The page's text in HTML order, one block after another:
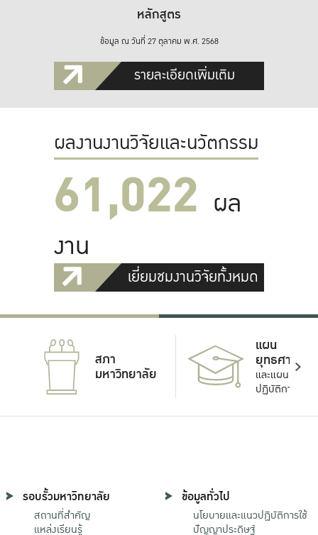
หลักสูตร
ข้อมูล ณ วันที่ 27 ตุลาคม พ.ศ. 2568
รายละเอียดเพิ่มเติม
ผลงานงานวิจัยและนวัตกรรม
61,022 ผล
งาน
เยี่ยมชมงานวิจัยทั้งหมด
สภา
มหาวิทยาลัย
แผน
ยุทธศาสตร์
และแผน
ปฏิบัติการ
รอบรั้วมหาวิทยาลัย
สถานที่สำคัญ
แหล่งเรียนรู้
ข้อมูลทั่วไป
นโยบายและแนวปฏิบัติการใช้
ปัญญาประดิษฐ์